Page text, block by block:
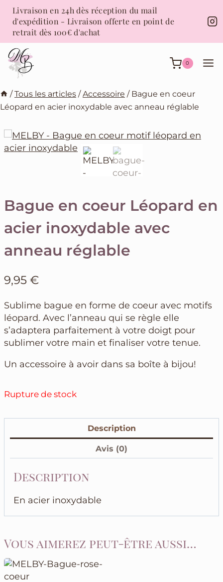
Aller
contenu
Livraison en 24h dès réception du mail
d'expédition - Livraison offerte en point de
retrait dès 100€ d'achat
0
/ Tous les articles / Accessoire / Bague en coeur
Léopard en acier inoxydable avec anneau réglable
Bague en coeur Léopard en
acier inoxydable avec
anneau réglable
9,95 €
Sublime bague en forme de coeur avec motifs
léopard. Avec l’anneau qui se règle elle
s’adaptera parfaitement à votre doigt pour
sublimer votre main et finaliser votre tenue.
Un accessoire à avoir dans sa boîte à bijou!
Rupture de stock
Description
Avis (0)
Description
En acier inoxydable
Vous aimerez peut-être aussi…